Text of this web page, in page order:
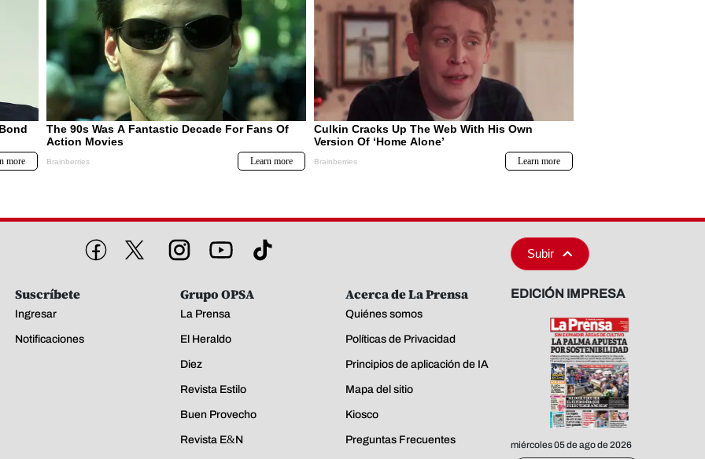
Subir
Suscríbete
Ingresar
Notificaciones
Grupo OPSA
La Prensa
El Heraldo
Diez
Revista Estilo
Buen Provecho
Revista E&N
Acerca de La Prensa
Quiénes somos
Políticas de Privacidad
Principios de aplicación de IA
Mapa del sitio
Kiosco
Preguntas Frecuentes
EDICIÓN IMPRESA
miércoles 05 de ago de 2026